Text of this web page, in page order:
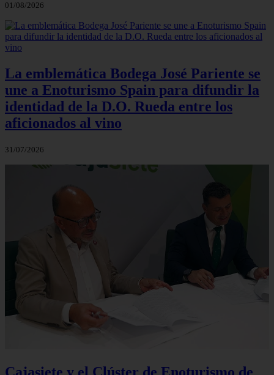
01/08/2026
La emblemática Bodega José Pariente se
une a Enoturismo Spain para difundir la
identidad de la D.O. Rueda entre los
aficionados al vino
31/07/2026